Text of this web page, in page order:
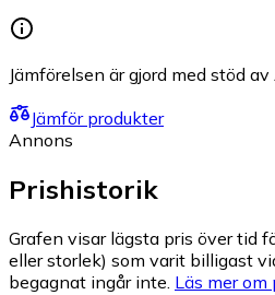
Jämförelsen är gjord med stöd
Jämför produkter
Annons
Prishistorik
Grafen visar lägsta pris över tid
eller storlek) som varit billigast
begagnat ingår inte. Läs mer